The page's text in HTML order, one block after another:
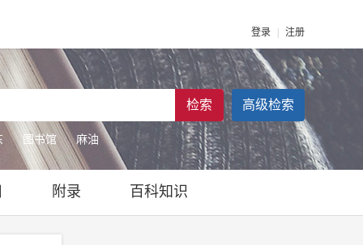
登录 注册
检索 高级检索
图书馆 麻油
附录 百科知识